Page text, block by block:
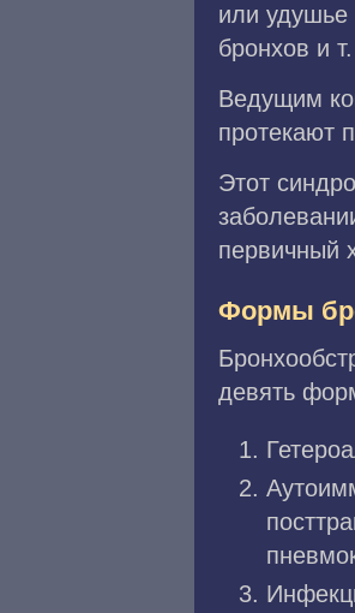
или удушье
бронхов и
Ведущим
протекают
Этот
первичный
Формы
девять